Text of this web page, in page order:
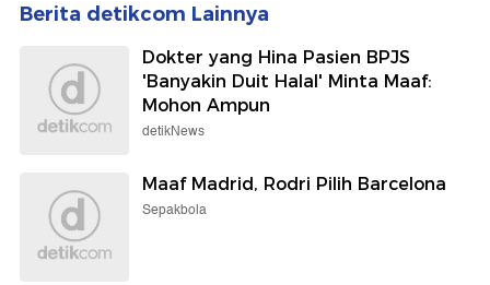
Berita detikcom Lainnya
Dokter yang Hina Pasien BPJS
'Banyakin Duit Halal' Minta Maaf:
Mohon Ampun
detikNews
Maaf Madrid, Rodri Pilih Barcelona
Sepakbola